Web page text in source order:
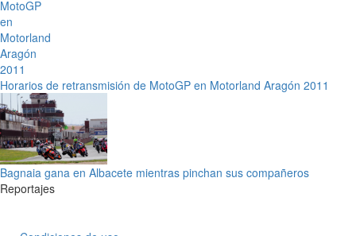
Horarios de retransmisión de MotoGP en Motorland Aragón 2011
Bagnaia gana en Albacete mientras pinchan sus compañeros
Reportajes